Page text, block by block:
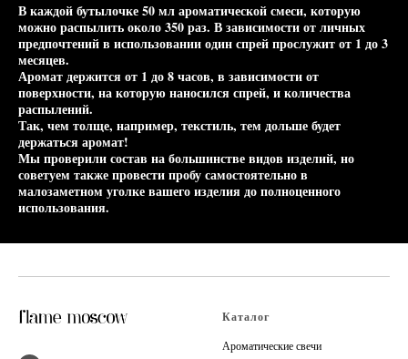
В каждой бутылочке 50 мл ароматической смеси, которую
можно распылить около 350 раз. В зависимости от личных
предпочтений в использовании один спрей прослужит от 1 до 3
месяцев.
Аромат держится от 1 до 8 часов, в зависимости от
поверхности, на которую наносился спрей, и количества
распылений.
Так, чем толще, например, текстиль, тем дольше будет
держаться аромат!
Мы проверили состав на большинстве видов изделий, но
советуем также провести пробу самостоятельно в
малозаметном уголке вашего изделия до полноценного
использования.
Каталог
Ароматические свечи